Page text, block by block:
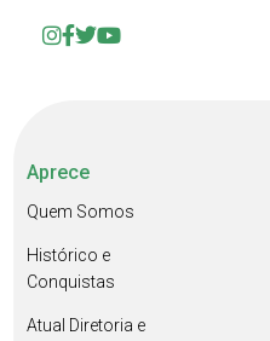
Aprece
Quem Somos
Histórico e
Conquistas
Atual Diretoria e